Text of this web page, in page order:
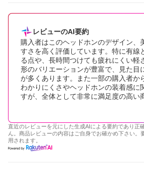
レビューのAI要約
購入者はこのヘッドホンのデザイン、
すさを高く評価しています。特に有線
る点や、長時間つけても疲れにくい軽
形のバリエーションが豊富で、見た目
が多くあります。また一部の購入者か
わかりにくさやヘッドホンの装着感に
すが、全体として非常に満足度の高い
直近のレビューを元にした生成AIによる要約であり正
ん。商品レビューの内容はご自身でお確かめ下さい。
用されます。